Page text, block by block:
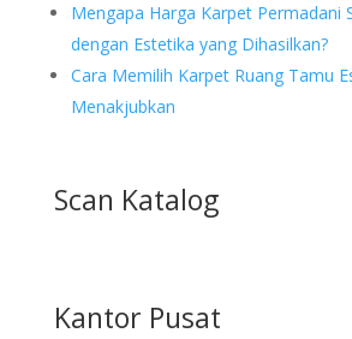
Mengapa Harga Karpet Permadani
dengan Estetika yang Dihasilkan?
Cara Memilih Karpet Ruang Tamu
Menakjubkan
Scan Katalog
Kantor Pusat